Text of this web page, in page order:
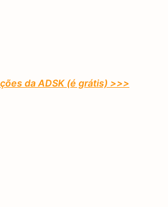
da ADSK (é grátis) >>>